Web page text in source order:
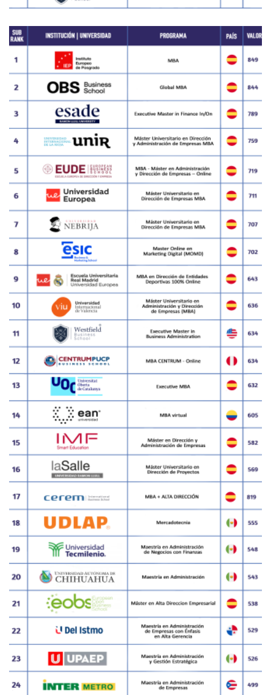
SUB RANKING ACTORES 2021